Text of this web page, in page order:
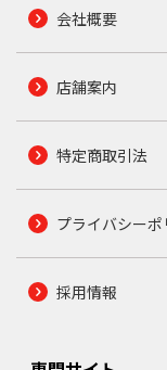
会社概要
店舗案内
特定商取引法
プライバシーポ
採用情報